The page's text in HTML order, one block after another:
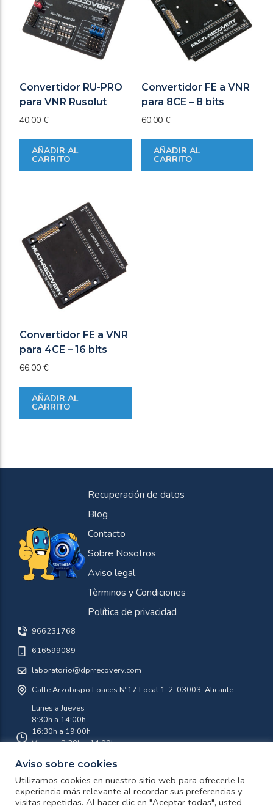
Convertidor RU-PRO
para VNR Rusolut
40,00 €
AÑADIR AL
CARRITO
Convertidor FE a VNR
para 8CE – 8 bits
60,00 €
AÑADIR AL
CARRITO
Convertidor FE a VNR
para 4CE – 16 bits
66,00 €
AÑADIR AL
CARRITO
Aviso sobre cookies
Utilizamos cookies en nuestro sitio web para ofrecerle la
experiencia más relevante al recordar sus preferencias y
visitas repetidas. Al hacer clic en "Aceptar todas", usted
Recuperación de datos
Blog
Contacto
Sobre Nosotros
Aviso legal
Tèrminos y Condiciones
Política de privacidad
966231768
616599089
laboratorio@dprrecovery.com
Calle Arzobispo Loaces Nº17 Local 1-2, 03003, Alicante
Lunes a Jueves
8:30h a 14:00h
16:30h a 19:00h
Viernes 8:30h a 14:00h
Agosto 8:30 a 14:00 Lunes a Viernes
twitterfacebookinstagram
youtube